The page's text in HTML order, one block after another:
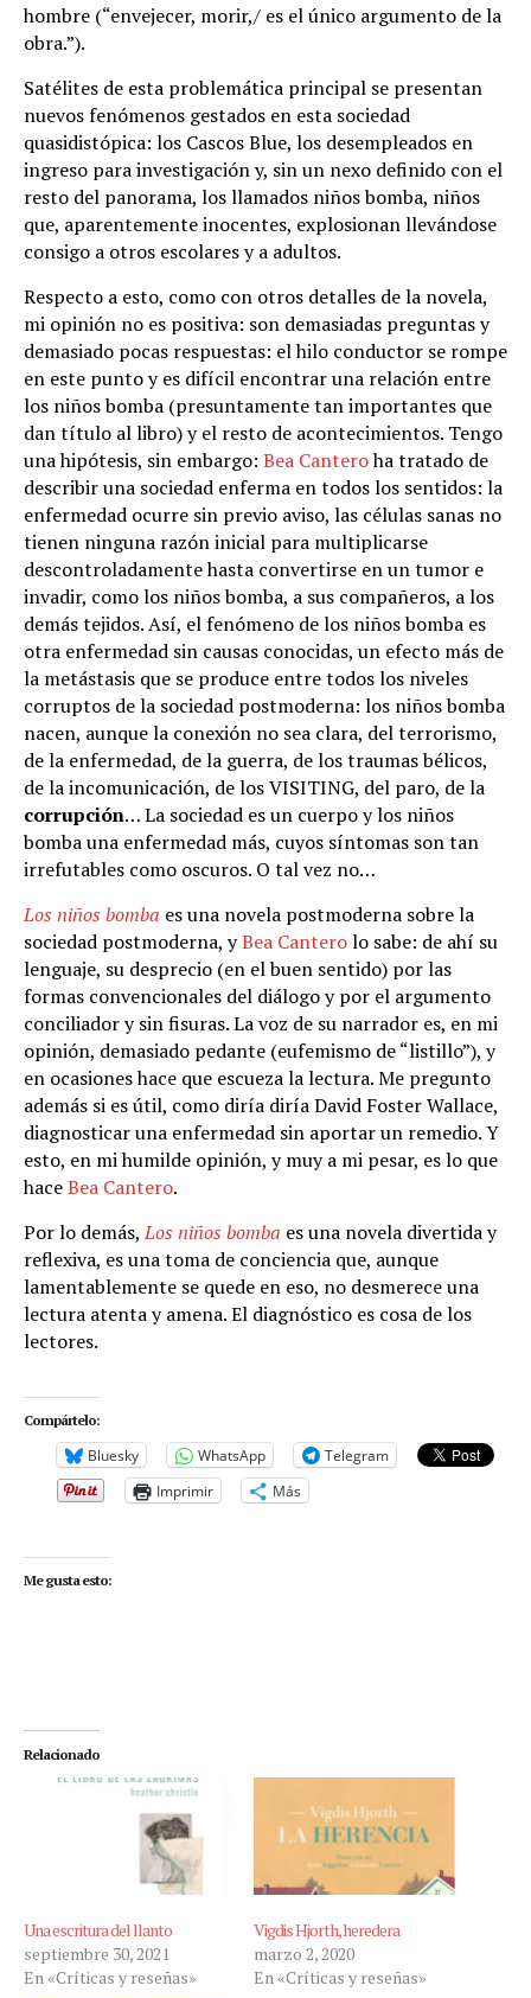
hombre (“envejecer, morir,/ es el único argumento de la
obra.”).
Satélites de esta problemática principal se presentan
nuevos fenómenos gestados en esta sociedad
quasidistópica: los Cascos Blue, los desempleados en
ingreso para investigación y, sin un nexo definido con el
resto del panorama, los llamados niños bomba, niños
que, aparentemente inocentes, explosionan llevándose
consigo a otros escolares y a adultos.
Respecto a esto, como con otros detalles de la novela,
mi opinión no es positiva: son demasiadas preguntas y
demasiado pocas respuestas: el hilo conductor se rompe
en este punto y es difícil encontrar una relación entre
los niños bomba (presuntamente tan importantes que
dan título al libro) y el resto de acontecimientos. Tengo
una hipótesis, sin embargo: Bea Canteroha tratado de
describir una sociedad enferma en todos los sentidos: la
enfermedad ocurre sin previo aviso, las células sanas no
tienen ninguna razón inicial para multiplicarse
descontroladamente hasta convertirse en un tumor e
invadir, como los niños bomba, a sus compañeros, a los
demás tejidos. Así, el fenómeno de los niños bomba es
otra enfermedad sin causas conocidas, un efecto más de
la metástasis que se produce entre todos los niveles
corruptos de la sociedad postmoderna: los niños bomba
nacen, aunque la conexión no sea clara, del terrorismo,
de la enfermedad, de la guerra, de los traumas bélicos,
de la incomunicación, de los VISITING, del paro, de la
corrupción… La sociedad es un cuerpo y los niños
bomba una enfermedad más, cuyos síntomas son tan
irrefutables como oscuros. O tal vez no…
Los niños bomba es una novela postmoderna sobre la
sociedad postmoderna, yBea Canterolo sabe: de ahí su
lenguaje, su desprecio (en el buen sentido) por las
formas convencionales del diálogo y por el argumento
conciliador y sin fisuras. La voz de su narrador es, en mi
opinión, demasiado pedante (eufemismo de “listillo”), y
en ocasiones hace que escueza la lectura. Me pregunto
además si es útil, como diría diría David Foster Wallace,
diagnosticar una enfermedad sin aportar un remedio. Y
esto, en mi humilde opinión, y muy a mi pesar, es lo que
haceBea Cantero.
Por lo demás,Los niños bomba es una novela divertida y
reflexiva, es una toma de conciencia que, aunque
lamentablemente se quede en eso, no desmerece una
lectura atenta y amena. El diagnóstico es cosa de los
lectores.
Compártelo:
Bluesky WhatsApp
Telegram
Imprimir
Más
Me gusta esto:
Relacionado
Una escritura del llanto
septiembre 30, 2021
En «Críticas y reseñas»
Vigdis Hjorth, heredera
marzo 2, 2020
En «Críticas y reseñas»